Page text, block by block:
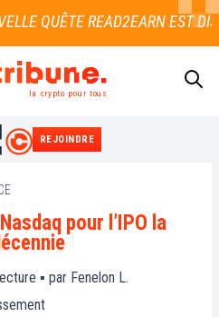
la crypto pour tous
REJOINDRE
pour l’IPO la
▪ par Fenelon L.